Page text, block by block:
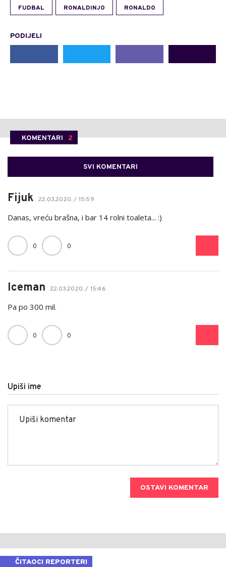
FUDBAL RONALDINJO RONALDO
PODIJELI
KOMENTARI 2
SVI KOMENTARI
Fijuk 22.03.2020. / 15:59
Danas, vreću brašna, i bar 14 rolni toaleta... :)
0 0
Iceman 22.03.2020. / 15:46
Pa po 300 mil.
0 0
Upiši ime
OSTAVI KOMENTAR
ČITAOCI REPORTERI